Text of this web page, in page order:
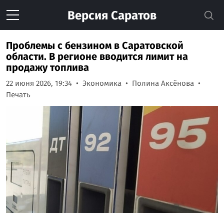
Версия Саратов
Проблемы с бензином в Саратовской
области. В регионе вводится лимит на
продажу топлива
22 июня 2026, 19:34 Экономика
Полина Аксёнова
Печать